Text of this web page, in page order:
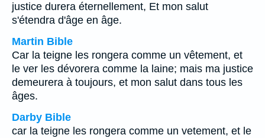
justice durera éternellement, Et mon salut
s'étendra d'âge en âge.
Martin Bible
Car la teigne les rongera comme un vêtement, et
le ver les dévorera comme la laine; mais ma justice
demeurera à toujours, et mon salut dans tous les
âges.
Darby Bible
car la teigne les rongera comme un vetement, et le